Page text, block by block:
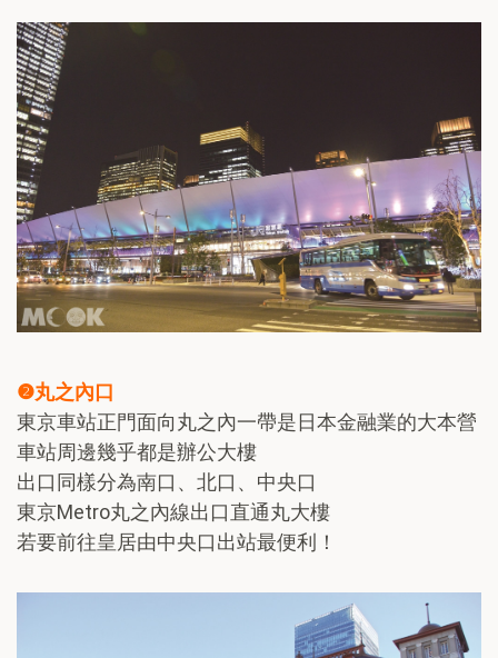
❷丸之內口
東京車站正門面向丸之內一帶是日本金融業的大本營
車站周邊幾乎都是辦公大樓
出口同樣分為南口、北口、中央口
東京Metro丸之內線出口直通丸大樓
若要前往皇居由中央口出站最便利！